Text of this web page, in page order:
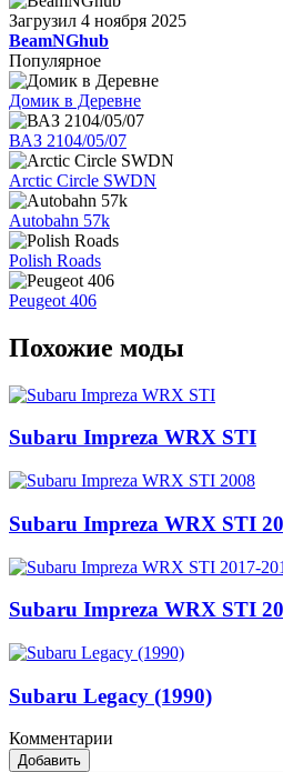
Загрузил 4 ноября 2025
BeamNGhub
Популярное
Домик в Деревне
ВАЗ 2104/05/07
Arctic Circle SWDN
Autobahn 57k
Polish Roads
Peugeot 406
Похожие моды
Subaru Impreza WRX STI
Subaru Impreza WRX STI
Subaru Impreza WRX STI
Subaru Legacy (1990)
Комментарии
Добавить